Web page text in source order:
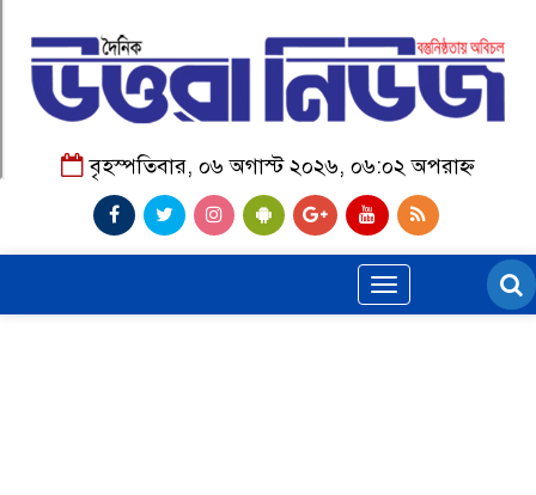
বৃহস্পতিবার, ০৬ অগাস্ট ২০২৬, ০৬:০২ অপরাহ্ন
Toggle
navigation